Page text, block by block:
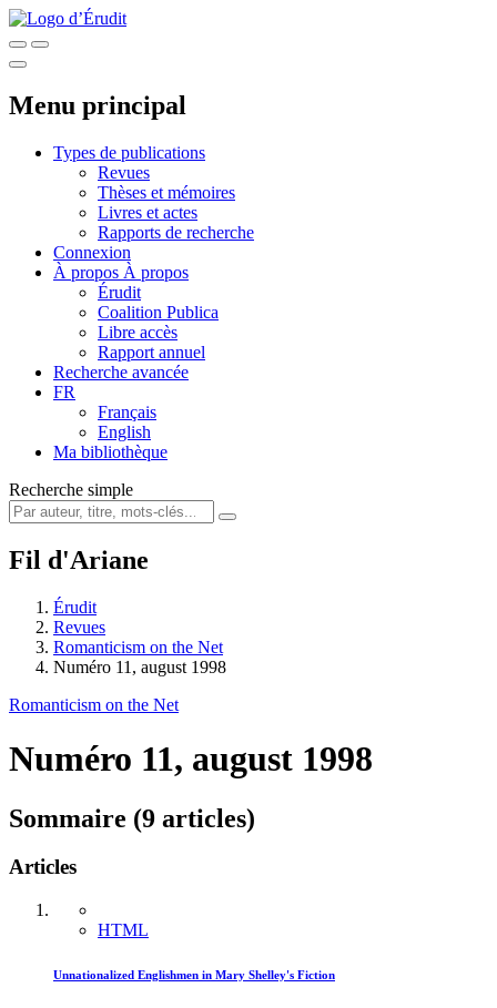
Menu principal
Types de publications
Revues
Thèses et mémoires
Livres et actes
Rapports de recherche
Connexion
À propos À propos
Érudit
Coalition Publica
Libre accès
Rapport annuel
Recherche avancée
FR
Français
English
Ma bibliothèque
Recherche simple
Fil d'Ariane
Érudit
Revues
Romanticism on the Net
Numéro 11, august 1998
Romanticism on the Net
Numéro 11, august 1998
Sommaire (9 articles)
Articles
HTML
Unnationalized Englishmen in Mary Shelley's Fiction